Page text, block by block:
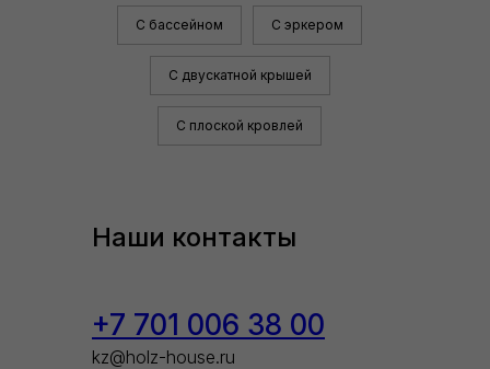
С бассейном С эркером
С двускатной крышей
С плоской кровлей
Наши контакты
+7 701 006 38 00
kz@holz-house.ru